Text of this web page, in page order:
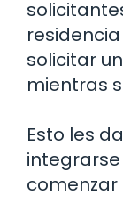
solicitar
mientras
Esto les